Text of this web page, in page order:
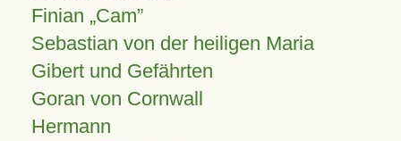
Finian Cam
Sebastian von der heiligen Maria
Gibert und Gefährten
Goran von Cornwall
Hermann